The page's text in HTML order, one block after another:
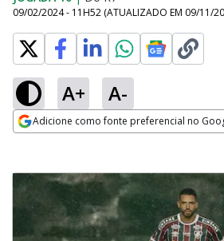
09/02/2024 - 11H52 (ATUALIZADO EM 09/11/
A+ A-
Adicione como fonte preferencial no